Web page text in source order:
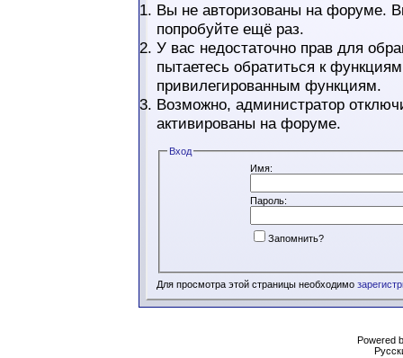
Вы не авторизованы на форуме.
попробуйте ещё раз.
У вас недостаточно прав для
пытаетесь обратиться к
привилегированным функциям.
Возможно, администратор
активированы на форуме.
Вход
Имя:
Пароль:
Запомнить?
Для просмотра этой страницы необходимо
Powered